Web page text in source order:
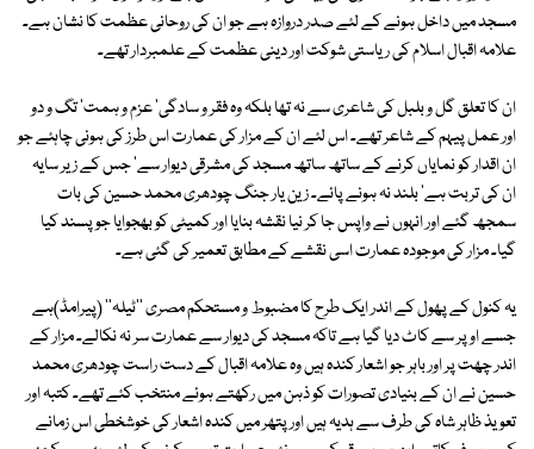
مسجد میں داخل ہونے کے لئے صدر دروازہ ہے جو ان کی روحانی عظمت کا نشان ہے۔
علامہ اقبال اسلام کی ریاستی شوکت اور دینی عظمت کے علمبردار تھے۔
ان کا تعلق گل و بلبل کی شاعری سے نہ تھا بلکہ وہ فقر و سادگی' عزم و ہمت' تگ و دو
اور عمل پیہم کے شاعر تھے۔ اس لئے ان کے مزار کی عمارت اس طرز کی ہونی چاہئے جو
ان اقدار کو نمایاں کرنے کے ساتھ ساتھ مسجد کی مشرقی دیوار سے' جس کے زیر سایہ
ان کی تربت ہے' بلند نہ ہونے پائے۔ زین یار جنگ چودھری محمد حسین کی بات
سمجھ گئے اور انہوں نے واپس جا کر نیا نقشہ بنایا اور کمیٹی کو بھجوایا جو پسند کیا
گیا۔ مزار کی موجودہ عمارت اسی نقشے کے مطابق تعمیر کی گئی ہے۔
یہ کنول کے پھول کے اندر ایک طرح کا مضبوط و مستحکم مصری ''ٹیلہ'' (پیرامڈ)ہے
جسے اوپر سے کاٹ دیا گیا ہے تاکہ مسجد کی دیوار سے عمارت سر نہ نکالے۔ مزار کے
اندر چھت پر اور باہر جو اشعار کندہ ہیں وہ علامہ اقبال کے دست راست چودھری محمد
حسین نے ان کے بنیادی تصورات کو ذہن میں رکھتے ہوئے منتخب کئے تھے۔ کتبہ اور
تعویذ ظاہر شاہ کی طرف سے ہدیہ ہیں اور پتھر میں کندہ اشعار کی خوشخطی اس زمانے